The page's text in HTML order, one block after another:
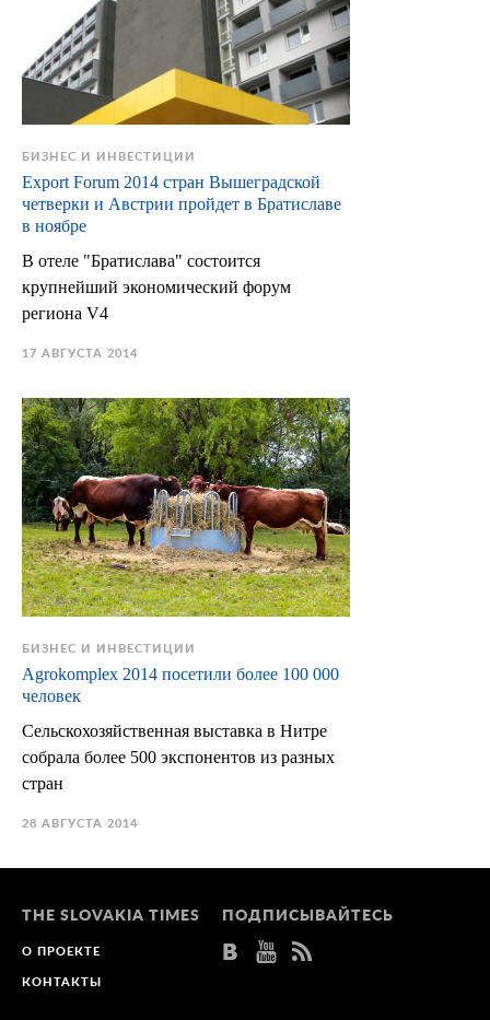
БИЗНЕС И ИНВЕСТИЦИИ
Export Forum 2014 стран Вышеградской
четверки и Австрии пройдет в Братиславе
в ноябре
В отеле "Братислава" состоится
крупнейший экономический форум
региона V4
17 АВГУСТА 2014
БИЗНЕС И ИНВЕСТИЦИИ
Agrokomplex 2014 посетили более 100 000
человек
Сельскохозяйственная выставка в Нитре
собрала более 500 экспонентов из разных
стран
28 АВГУСТА 2014
THE SLOVAKIA TIMES
О ПРОЕКТЕ
КОНТАКТЫ
ПОДПИСЫВАЙТЕСЬ